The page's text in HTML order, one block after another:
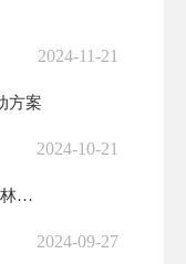
2024-11-21
方案
2024-10-21
定西市人民政府2024-2025年度森林草原防火命令
2024-09-27